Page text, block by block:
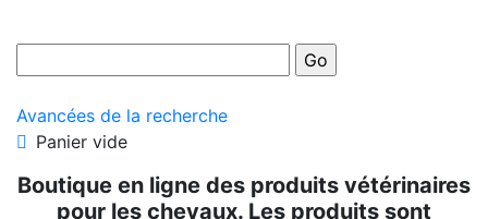
Avancées de la recherche
Panier vide
Boutique en ligne des produits vétérinaires
pour les chevaux. Les produits sont